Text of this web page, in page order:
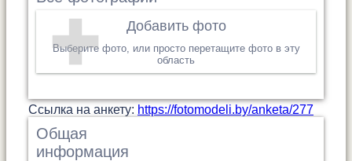
Добавить фото
Выберите фото, или просто перетащите фото в эту
область
Cсылка на анкету: https://fotomodeli.by/anketa/277
Общая
информация